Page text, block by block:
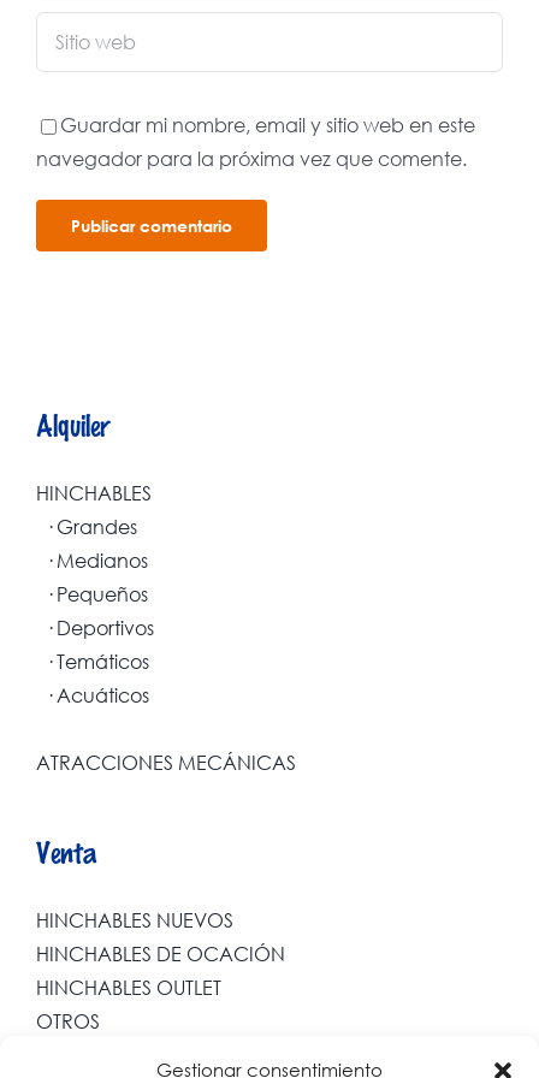
Gestionar consentimiento
Guardar mi nombre, email y sitio web en este
navegador para la próxima vez que comente.
Alquiler
HINCHABLES
· Grandes
· Medianos
· Pequeños
· Deportivos
· Temáticos
· Acuáticos
ATRACCIONES MECÁNICAS
Venta
HINCHABLES NUEVOS
HINCHABLES DE OCACIÓN
HINCHABLES OUTLET
OTROS